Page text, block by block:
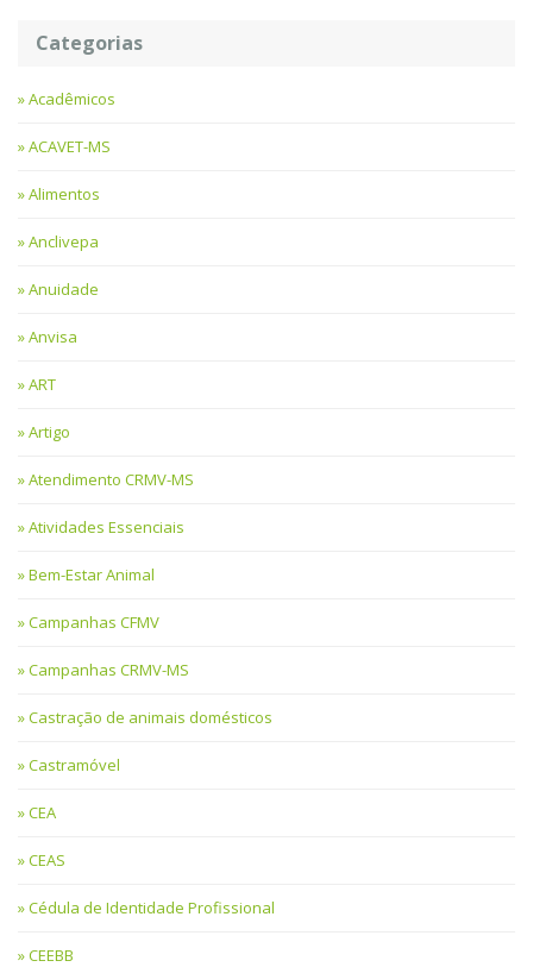
Categorias
Acadêmicos
ACAVET-MS
Alimentos
Anclivepa
Anuidade
Anvisa
ART
Artigo
Atendimento CRMV-MS
Atividades Essenciais
Bem-Estar Animal
Campanhas CFMV
Campanhas CRMV-MS
Castração de animais domésticos
Castramóvel
CEA
CEAS
Cédula de Identidade Profissional
CEEBB